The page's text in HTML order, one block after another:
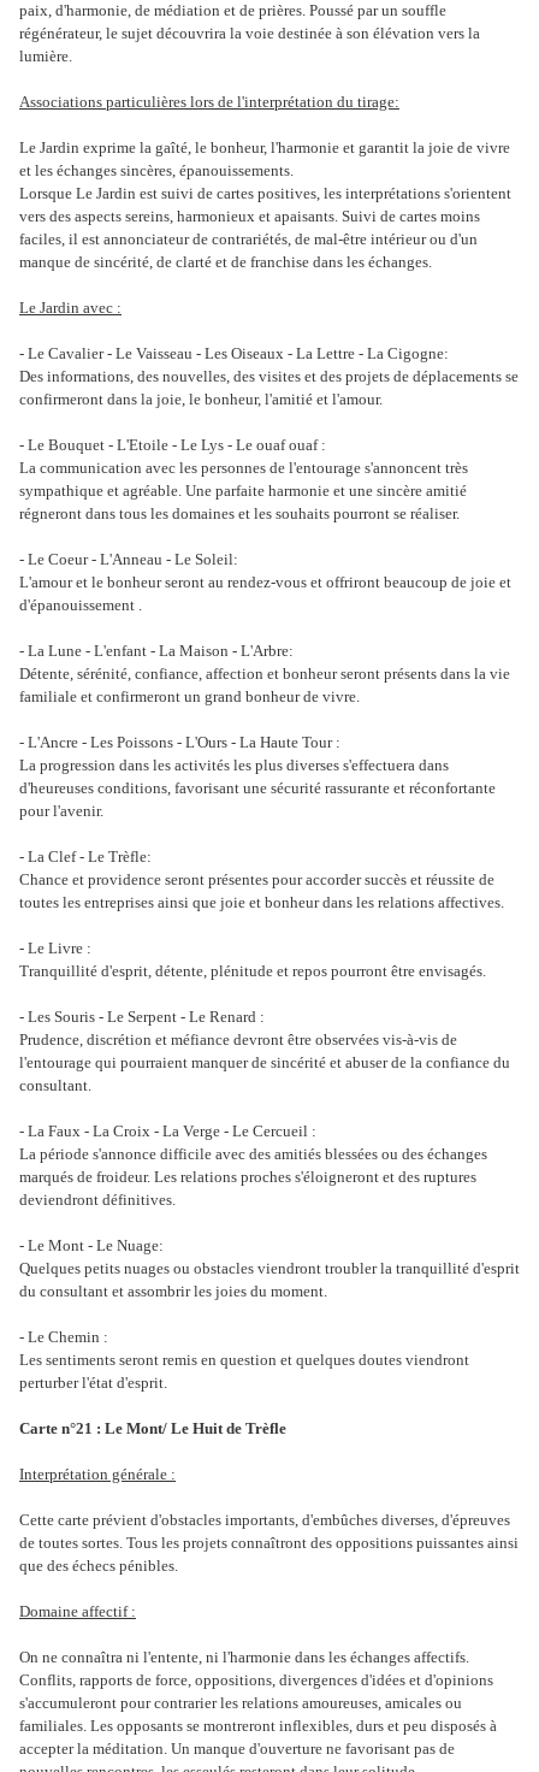
paix, d'harmonie, de médiation et de prières. Poussé par un souffle
régénérateur, le sujet découvrira la voie destinée à son élévation vers la
lumière.
Associations particulières lors de l'interprétation du tirage:
Le Jardin exprime la gaîté, le bonheur, l'harmonie et garantit la joie de vivre
et les échanges sincères, épanouissements.
Lorsque Le Jardin est suivi de cartes positives, les interprétations s'orientent
vers des aspects sereins, harmonieux et apaisants. Suivi de cartes moins
faciles, il est annonciateur de contrariétés, de mal-être intérieur ou d'un
manque de sincérité, de clarté et de franchise dans les échanges.
Le Jardin avec :
- Le Cavalier - Le Vaisseau - Les Oiseaux - La Lettre - La Cigogne:
Des informations, des nouvelles, des visites et des projets de déplacements se
confirmeront dans la joie, le bonheur, l'amitié et l'amour.
- Le Bouquet - L'Etoile - Le Lys - Le ouaf ouaf :
La communication avec les personnes de l'entourage s'annoncent très
sympathique et agréable. Une parfaite harmonie et une sincère amitié
régneront dans tous les domaines et les souhaits pourront se réaliser.
- Le Coeur - L'Anneau - Le Soleil:
L'amour et le bonheur seront au rendez-vous et offriront beaucoup de joie et
d'épanouissement .
- La Lune - L'enfant - La Maison - L'Arbre:
Détente, sérénité, confiance, affection et bonheur seront présents dans la vie
familiale et confirmeront un grand bonheur de vivre.
- L'Ancre - Les Poissons - L'Ours - La Haute Tour :
La progression dans les activités les plus diverses s'effectuera dans
d'heureuses conditions, favorisant une sécurité rassurante et réconfortante
pour l'avenir.
- La Clef - Le Trèfle:
Chance et providence seront présentes pour accorder succès et réussite de
toutes les entreprises ainsi que joie et bonheur dans les relations affectives.
- Le Livre :
Tranquillité d'esprit, détente, plénitude et repos pourront être envisagés.
- Les Souris - Le Serpent - Le Renard :
Prudence, discrétion et méfiance devront être observées vis-à-vis de
l'entourage qui pourraient manquer de sincérité et abuser de la confiance du
consultant.
- La Faux - La Croix - La Verge - Le Cercueil :
La période s'annonce difficile avec des amitiés blessées ou des échanges
marqués de froideur. Les relations proches s'éloigneront et des ruptures
deviendront définitives.
- Le Mont - Le Nuage:
Quelques petits nuages ou obstacles viendront troubler la tranquillité d'esprit
du consultant et assombrir les joies du moment.
- Le Chemin :
Les sentiments seront remis en question et quelques doutes viendront
perturber l'état d'esprit.
Carte n°21 : Le Mont/ Le Huit de Trèfle
Interprétation générale :
Cette carte prévient d'obstacles importants, d'embûches diverses, d'épreuves
de toutes sortes. Tous les projets connaîtront des oppositions puissantes ainsi
que des échecs pénibles.
Domaine affectif :
On ne connaîtra ni l'entente, ni l'harmonie dans les échanges affectifs.
Conflits, rapports de force, oppositions, divergences d'idées et d'opinions
s'accumuleront pour contrarier les relations amoureuses, amicales ou
familiales. Les opposants se montreront inflexibles, durs et peu disposés à
accepter la méditation. Un manque d'ouverture ne favorisant pas de